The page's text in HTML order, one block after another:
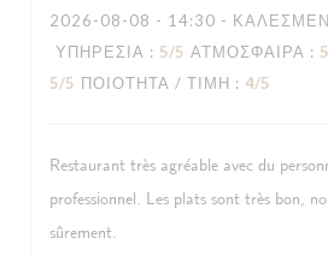
2026-08-08 - 14:30 -
ΥΠΗΡΕΣΊΑ : 5/5 ΑΤΜΌΣΦΑΙΡΑ : 5
5/5 ΠΟΙΌΤΗΤΑ / ΤΙΜΉ : 4/5
Restaurant très agréable avec du
professionnel. Les plats sont très bon,
sûrement.